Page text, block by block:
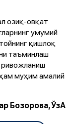
озиқ-овқат
умумий
қишлоқ
таъминлаш
муҳим амалий
Бозорова, ЎзА